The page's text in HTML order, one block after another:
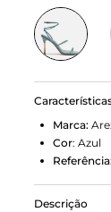
Marca:
Cor: Azul
Referência:
Descrição